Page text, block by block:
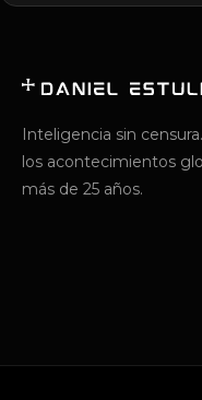
Inteligencia sin
los acontecimientos
más de 25 años.